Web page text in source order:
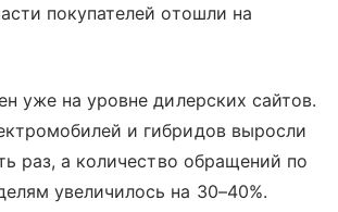
покупателей отошли на
уже на уровне дилерских сайтов.
и гибридов выросли
раз, а количество обращений по
увеличилось на 30–40%.